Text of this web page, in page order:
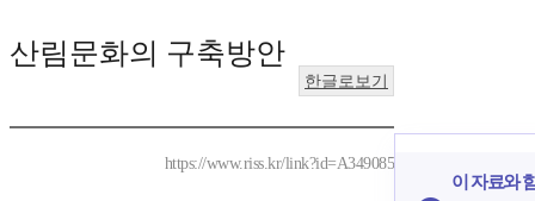
산림문화의 구축방안
한글로보기
https://www.riss.kr/link?id=A349085
이 자료와